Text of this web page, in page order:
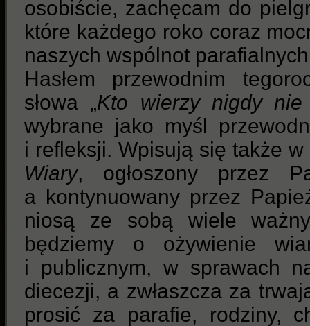
osobiście, zachęcam do
które każdego roko coraz
naszych wspólnot
Hasłem przewodnim
słowa „Kto wierzy nigdy
wybrane jako myśl
i refleksji. Wpisują się także
Wiary, ogłoszony przez
a kontynuowany przez
niosą ze sobą wiele
będziemy o ożywienie
i publicznym, w sprawach
diecezji, a zwłaszcza za
prosić za parafie, rodziny,